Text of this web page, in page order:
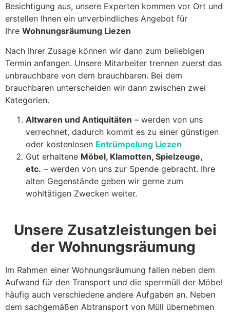
Besichtigung aus, unsere Experten kommen vor Ort und
erstellen Ihnen ein unverbindliches Angebot für
Ihre Wohnungsräumung Liezen
Nach Ihrer Zusage können wir dann zum beliebigen
Termin anfangen. Unsere Mitarbeiter trennen zuerst das
unbrauchbare von dem brauchbaren. Bei dem
brauchbaren unterscheiden wir dann zwischen zwei
Kategorien.
Altwaren und Antiquitäten – werden von uns
verrechnet, dadurch kommt es zu einer günstigen
oder kostenlosen Entrümpelung Liezen
Gut erhaltene Möbel, Klamotten, Spielzeuge,
etc. – werden von uns zur Spende gebracht. Ihre
alten Gegenstände geben wir gerne zum
wohltätigen Zwecken weiter.
Unsere Zusatzleistungen bei
der Wohnungsräumung
Im Rahmen einer Wohnungsräumung fallen neben dem
Aufwand für den Transport und die sperrmüll der Möbel
häufig auch verschiedene andere Aufgaben an. Neben
dem sachgemäßen Abtransport von Müll übernehmen